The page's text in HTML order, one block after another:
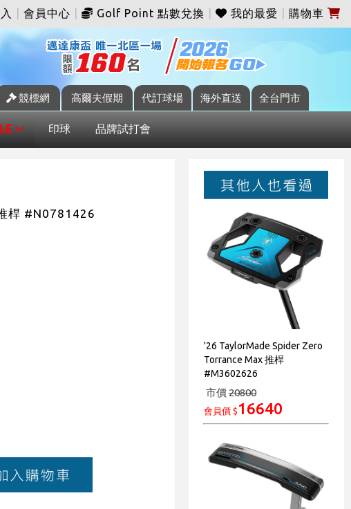
會員中心 Golf Point 點數兌換 我的最愛 購物車
競標網 高爾夫假期 代訂球場 海外直送 全台門市
印球 品牌試打會
桿 #N0781426
'26 TaylorMade Spider Zero
Torrance Max 推桿
#M3602626
市價20800
會員價 $ 16640